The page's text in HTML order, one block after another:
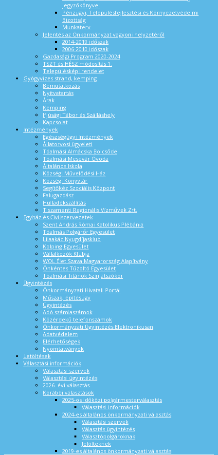
jegyzőkönyvei
Pénzügyi, Településfejlesztési és Környezetvédelmi
Bizottság
Munkaterv
Jelentés az Önkormányzat vagyoni helyzetéről
2014-2019 időszak
2006-2010 időszak
Gazdasági Program 2020-2024
TSZT és HÉSZ módosítás 1.
Településképi rendelet
Gyógyvizes strand, kemping
Bemutatkozás
Nyitvatartás
Árak
Kemping
Ifjúsági Tábor és Szálláshely
Kapcsolat
Intézmények
Egészségügyi Intézmények
Állatorvosi ügyeleti
Tóalmási Almácska Bölcsőde
Tóalmási Mesevár Óvoda
Általános Iskola
Községi Művelődési Ház
Községi Könyvtár
Segítőkéz Szociális Központ
Falugazdász
Hulladékszállítás
Tiszamenti Regionális Vízművek Zrt.
Egyház és Civilszervezetek
Szent András Római Katolikus Plébánia
Tóalmás Polgárőr Egyesület
Lilaakác Nyugdíjasklub
Kolping Egyesület
Vállalkozók Klubja
WOL Élet Szava Magyarország Alapítvány
Önkéntes Tűzoltó Egyesület
Tóalmási Titánok Színjátszókör
Ügyintézés
Önkormányzati Hivatali Portál
Műszak, építésügy
Ügyintézés
Adó számlaszámok
Közérdekű telefonszámok
Önkormányzati Ügyintézés Elektronikusan
Adatvédelem
Elérhetőségek
Nyomtatványok
Letöltések
Választási információk
Választási szervek
Választási ügyintézés
2026. évi választás
Korábbi választások
2025-ös időközi polgármesterválasztás
Választási információk
2024-es általános önkormányzati választás
Választási szervek
Választás ügyintézés
Választópolgároknak
Jelölteknek
2019-es általános önkormányzati választás